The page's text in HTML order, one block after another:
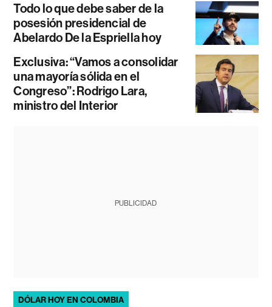
Todo lo que debe saber de la
posesión presidencial de
Abelardo De la Espriella hoy
Exclusiva: “Vamos a consolidar
una mayoría sólida en el
Congreso”: Rodrigo Lara,
ministro del Interior
PUBLICIDAD
DÓLAR HOY EN COLOMBIA